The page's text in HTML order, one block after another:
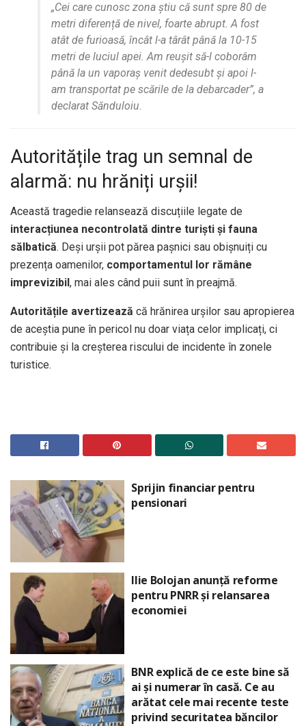
„Cei care cunosc zona știu că sunt spre 80 de
metri diferență de nivel, foarte abrupt. A fost
atât de furioasă, încât l-a târât până la 10-15
metri de luciul apei. Am reușit să-l coborâm
până la un vaporaș venit dedesubt și apoi l-
am transportat pe scările de la debarcader”, a
declarat Sănduloiu.
Autoritățile trag un semnal de
alarmă: nu hrăniți urșii!
Această tragedie relansează discuțiile legate de
interacțiunea necontrolată dintre turiști și fauna
sălbatică. Deși urșii pot părea pașnici sau obișnuiți cu
prezența oamenilor, comportamentul lor rămâne
imprevizibil , mai ales când puii sunt în preajmă.
Autoritățile avertizează că hrănirea urșilor sau apropierea
de aceștia pune în pericol nu doar viața celor implicați, ci
contribuie și la creșterea riscului de incidente în zonele
turistice.
Sprijin financiar pentru
pensionari
Ilie Bolojan anunță reforme
pentru PNRR și relansarea
economiei
BNR explică de ce este bine să
ai și numerar în casă. Ce au
arătat cele mai recente teste
privind securitatea băncilor